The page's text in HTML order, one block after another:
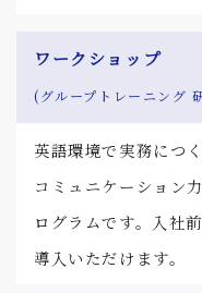
ワークショップ
(グループトレーニング
英語環境で実務につ
コミュニケーション
ログラムです。入社
導入いただけます。